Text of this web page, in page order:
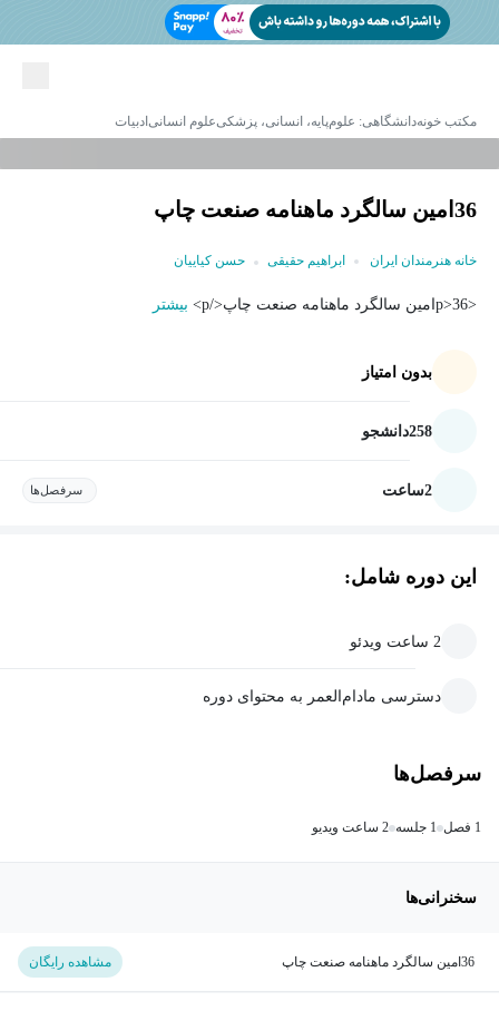
مکتب خونهدانشگاهی: علوم‌پایه، انسانی، پزشکیعلوم انسانی ادبیات
36امین سالگرد ماهنامه صنعت چاپ
خانه هنرمندان ایران ابراهیم حقیقی حسن کیاییان
<p>36امین سالگرد ماهنامه صنعت چاپ</p> بیشتر
بدون امتیاز
258دانشجو
2ساعت سرفصل‌ها
این دوره شامل:
2 ساعت ویدئو
دسترسی مادام‌العمر به محتوای دوره
سرفصل‌ها
1 فصل 1 جلسه 2 ساعت ویدیو
سخنرانی‌ها
مشاهده رایگان